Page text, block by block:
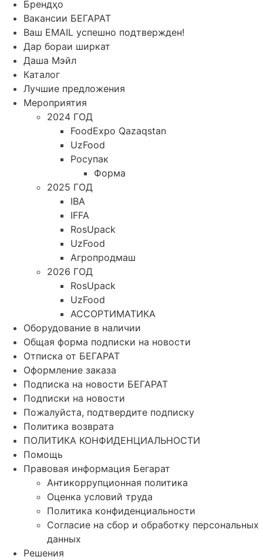
Брендҳо
Вакансии БЕГАРАТ
Ваш EMAIL успешно подтвержден!
Дар бораи ширкат
Даша Мэйл
Каталог
Лучшие предложения
Мероприятия
2024 ГОД
FoodExpo Qazaqstan
UzFood
Росупак
Форма
2025 ГОД
IBA
IFFA
RosUpack
UzFood
Агропродмаш
2026 ГОД
RosUpack
UzFood
АССОРТИМАТИКА
Оборудование в наличии
Общая форма подписки на новости
Отписка от БЕГАРАТ
Оформление заказа
Подписка на новости БЕГАРАТ
Подписки на новости
Пожалуйста, подтвердите подписку
Политика возврата
ПОЛИТИКА КОНФИДЕНЦИАЛЬНОСТИ
Помощь
Правовая информация Бегарат
Антикоррупционная политика
Оценка условий труда
Политика конфиденциальности
Согласие на сбор и обработку персональных
данных
Решения